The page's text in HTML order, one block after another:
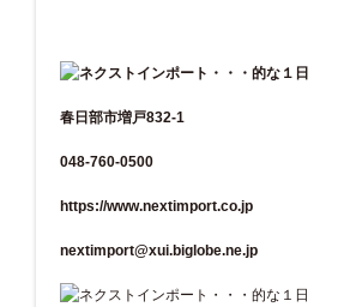
春日部市増戸832-1
048-760-0500
https://www.nextimport.co.jp
nextimport@xui.biglobe.ne.jp